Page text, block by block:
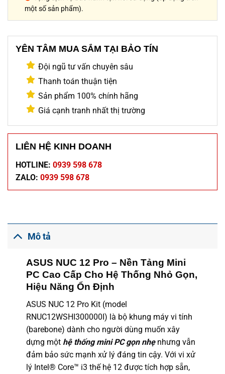
một số sản phẩm).
YÊN TÂM MUA SẮM TẠI BẢO TÍN
Đội ngũ tư vấn chuyên sâu
Thanh toán thuận tiện
Sản phẩm 100% chính hãng
Giá cạnh tranh nhất thị trường
LIÊN HỆ KINH DOANH
HOTLINE: 0939 598 678
ZALO: 0939 598 678
Mô tả
ASUS NUC 12 Pro – Nền Tảng Mini
PC Cao Cấp Cho Hệ Thống Nhỏ Gọn,
Hiệu Năng Ổn Định
ASUS NUC 12 Pro Kit (model
RNUC12WSHI300000I) là bộ khung máy vi tính
(barebone) dành cho người dùng muốn xây
dựng một hệ thống mini PC gọn nhẹnhưng vẫn
đảm bảo sức mạnh xử lý đáng tin cậy. Với vi xử
lý Intel® Core™ i3 thế hệ 12 được tích hợp sẵn,